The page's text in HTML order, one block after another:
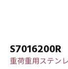
S7016200R
重荷重用ステン